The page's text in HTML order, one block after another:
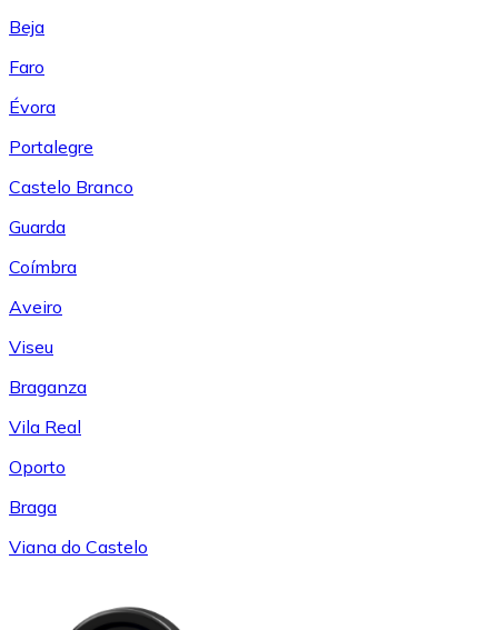
Beja
Faro
Évora
Portalegre
Castelo Branco
Guarda
Coímbra
Aveiro
Viseu
Braganza
Vila Real
Oporto
Braga
Viana do Castelo